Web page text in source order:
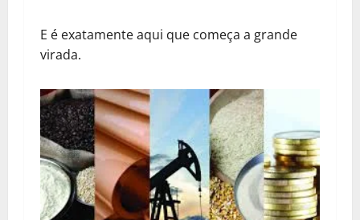
E é exatamente aqui que começa a grande
virada.